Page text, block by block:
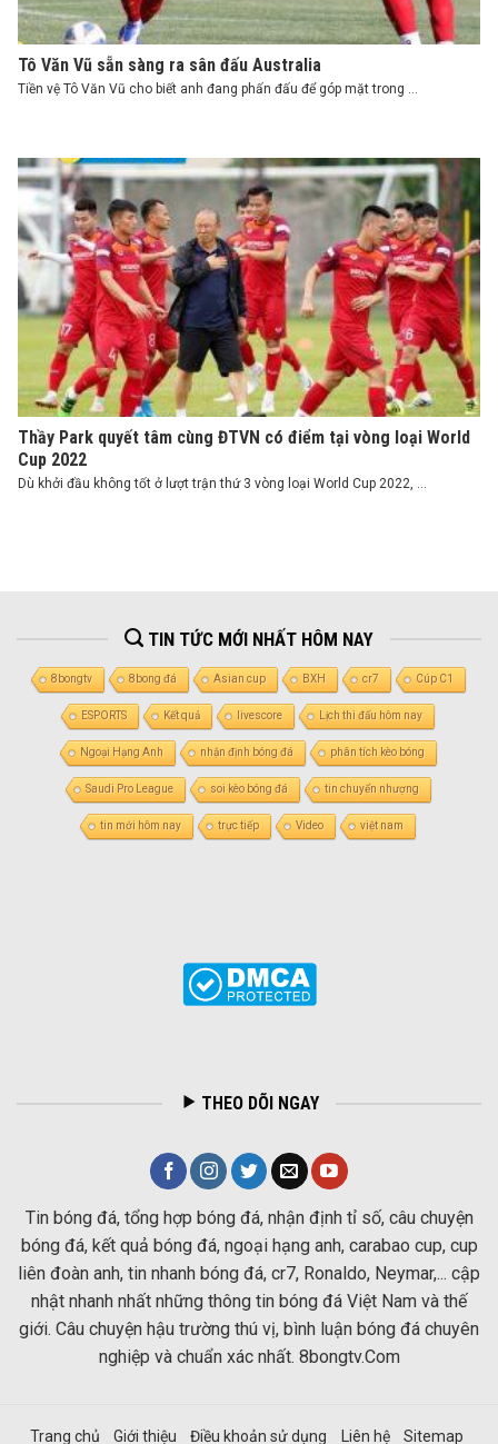
Tô Văn Vũ sẵn sàng ra sân đấu Australia
Tiền vệ Tô Văn Vũ cho biết anh đang phấn đấu để góp mặt trong ...
Thầy Park quyết tâm cùng ĐTVN có điểm tại vòng loại World
Cup 2022
Dù khởi đầu không tốt ở lượt trận thứ 3 vòng loại World Cup 2022, ...
TIN TỨC MỚI NHẤT HÔM NAY
8bongtv 8bong đá Asian cup BXH cr7 Cúp C1
ESPORTS Kết quả livescore Lịch thi đấu hôm nay
Ngoại Hạng Anh nhận định bóng đá phân tích kèo bóng
Saudi Pro League soi kèo bóng đá tin chuyển nhượng
tin mới hôm nay trực tiếp Video việt nam
THEO DÕI NGAY
Tin bóng đá, tổng hợp bóng đá, nhận định tỉ số, câu chuyện
bóng đá, kết quả bóng đá, ngoại hạng anh, carabao cup, cup
liên đoàn anh, tin nhanh bóng đá, cr7, Ronaldo, Neymar,... cập
nhật nhanh nhất những thông tin bóng đá Việt Nam và thế
giới. Câu chuyện hậu trường thú vị, bình luận bóng đá chuyên
nghiệp và chuẩn xác nhất. 8bongtv.Com
Trang chủ Giới thiệu Điều khoản sử dụng Liên hệ Sitemap